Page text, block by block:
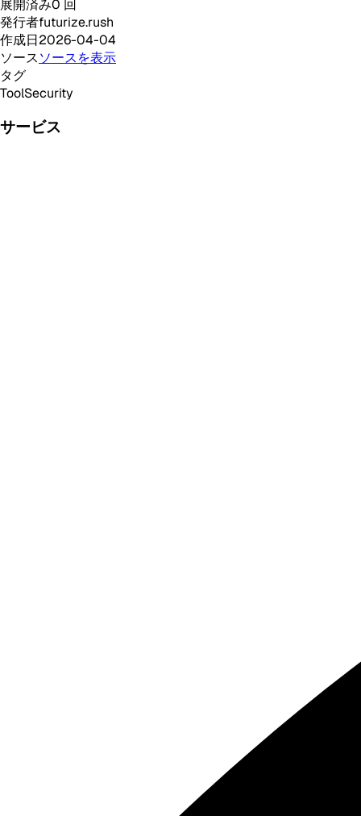
展開済み0 回
発行者futurize.rush
作成日2026-04-04
ソースソースを表示
タグ
ToolSecurity
サービス